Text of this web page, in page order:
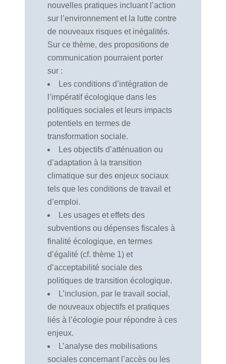
nouvelles pratiques incluant l’action
sur l’environnement et la lutte contre
de nouveaux risques et inégalités.
Sur ce thème, des propositions de
communication pourraient porter
sur :
Les conditions d’intégration de
l’impératif écologique dans les
politiques sociales et leurs impacts
potentiels en termes de
transformation sociale.
Les objectifs d’atténuation ou
d’adaptation à la transition
climatique sur des enjeux sociaux
tels que les conditions de travail et
d’emploi.
Les usages et effets des
subventions ou dépenses fiscales à
finalité écologique, en termes
d’égalité (cf. thème 1) et
d’acceptabilité sociale des
politiques de transition écologique.
L’inclusion, par le travail social,
de nouveaux objectifs et pratiques
liés à l’écologie pour répondre à ces
enjeux.
L’analyse des mobilisations
sociales concernant l’accès ou les